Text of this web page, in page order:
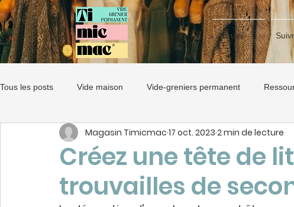
Accueil
Tous les posts Vide maison Vide-greniers permanent
dépôt-vente Décoration
Créez une tête de
trouvailles de
Magasin Timicmac 17 oct. 2023 2 min de lecture